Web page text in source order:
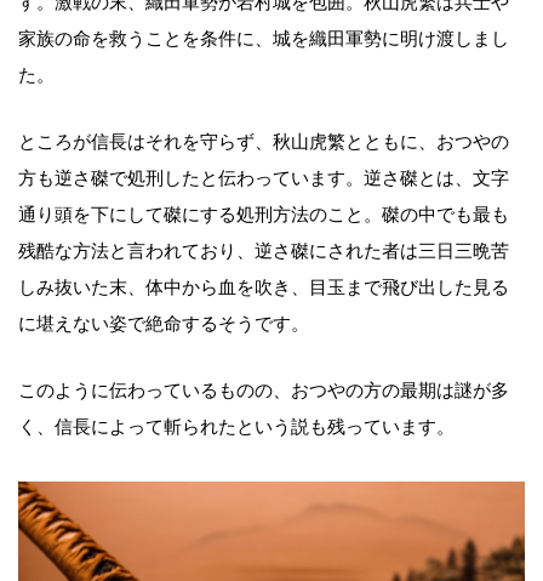
家族の命を救うことを条件に、城を織田軍勢に明け渡しまし
た。
ところが信長はそれを守らず、秋山虎繁とともに、おつやの
方も逆さ磔で処刑したと伝わっています。逆さ磔とは、文字
通り頭を下にして磔にする処刑方法のこと。磔の中でも最も
残酷な方法と言われており、逆さ磔にされた者は三日三晩苦
しみ抜いた末、体中から血を吹き、目玉まで飛び出した見る
に堪えない姿で絶命するそうです。
このように伝わっているものの、おつやの方の最期は謎が多
く、信長によって斬られたという説も残っています。